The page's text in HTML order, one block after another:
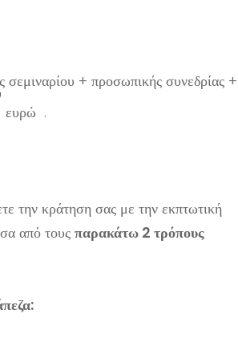
σεμιναρίου + προσωπικής συνεδρίας +
ευρώ .
την κράτηση σας με την εκπτωτική
από τους παρακάτω 2 τρόπους